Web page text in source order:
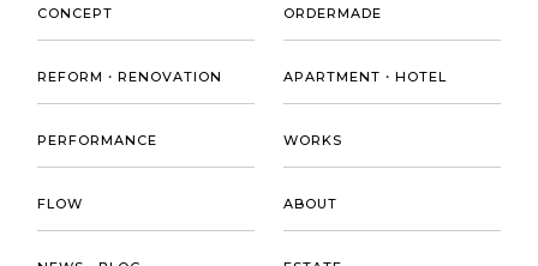
CONCEPT ORDERMADE
REFORM・RENOVATION APARTMENT・HOTEL
PERFORMANCE WORKS
FLOW ABOUT